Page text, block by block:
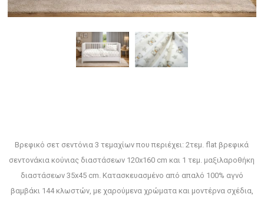
Βρεφικό σετ σεντόνια 3 τεμαχίων που περιέχει: 2τεμ. flat βρεφικά
σεντονάκια κούνιας διαστάσεων 120x160 cm και 1 τεμ. μαξιλαροθήκη
διαστάσεων 35x45 cm. Κατασκευασμένο από απαλό 100% αγνό
βαμβάκι 144 κλωστών, με χαρούμενα χρώματα και μοντέρνα σχέδια,